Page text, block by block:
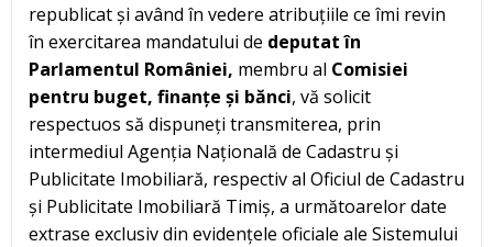
republicat și având în vedere atribuțiile ce îmi revin
în exercitarea mandatului de deputat în
Parlamentul României, membru al Comisiei
pentru buget, finanțe și bănci, vă solicit
respectuos să dispuneți transmiterea, prin
intermediul Agenția Națională de Cadastru și
Publicitate Imobiliară, respectiv al Oficiul de Cadastru
și Publicitate Imobiliară Timiș, a următoarelor date
extrase exclusiv din evidențele oficiale ale Sistemului